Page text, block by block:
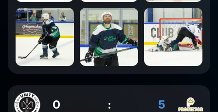
0 : 5